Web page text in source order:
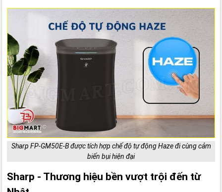
Sharp FP-GM50E-B được tích hợp chế độ tự động Haze đi cùng cảm
biến bụi hiện đại
Sharp - Thương hiệu bền vượt trội đến từ